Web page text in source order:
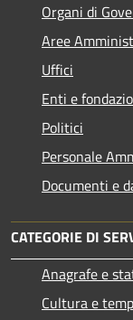
Organi di
Aree
Uffici
Enti e
Politici
Personale
Documenti e
CATEGORIE DI
Anagrafe e
Cultura e